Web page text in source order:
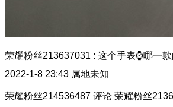
荣耀粉丝213637031 : 这个手表⌚哪一
2022-1-8 23:43 属地未知
荣耀粉丝214536487 评论 荣耀粉丝